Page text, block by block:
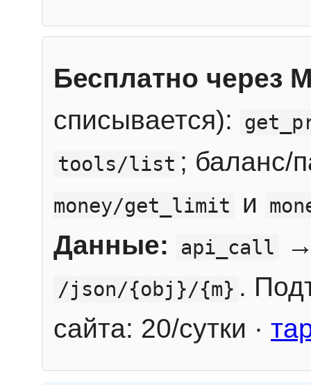
Бесплатно через
списывается):
tools/list ; баланс/
money/get_limit и
Данные: api_call
/json/{obj}/{m} .
сайта: 20/сутки ·